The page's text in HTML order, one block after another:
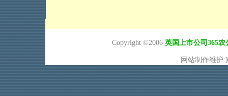
Copyright ©2006 英国上市公司365
网站制作维